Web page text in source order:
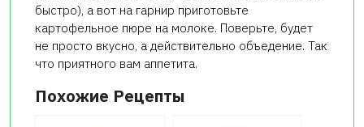
быстро), а вот на гарнир приготовьте
картофельное пюре на молоке. Поверьте, будет
не просто вкусно, а действительно объедение. Так
что приятного вам аппетита.
Похожие Рецепты